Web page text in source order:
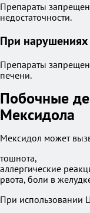
Препараты
недостаточности.
При
Препараты
печени.
Побочные
Мексидола
Мексидол может
тошнота,
аллергические
рвота, боли в
При использовании